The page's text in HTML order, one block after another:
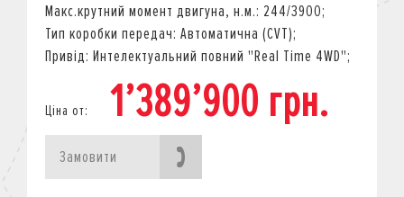
Макс.крутний момент двигуна, н.м.: 244/3900;
Тип коробки передач: Автоматична (CVT);
Привід: Интелектуальний повний "Real Time 4WD";
Ціна от: 1’389’900 грн.
Замовити